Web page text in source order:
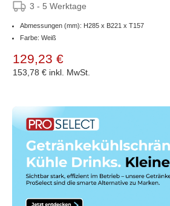
3 - 5 Werktage
Abmessungen (mm): H285 x B221 x T157
Farbe: Weiß
129,23 €
153,78 € inkl. MwSt.